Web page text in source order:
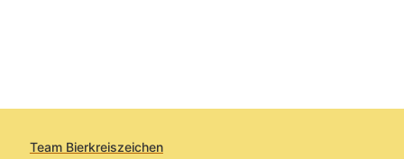
Team Bierkreiszeichen